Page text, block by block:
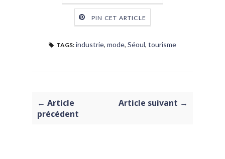
PIN CET ARTICLE
TAGS: industrie, mode, Séoul, tourisme
← Article
précédent
Article suivant →